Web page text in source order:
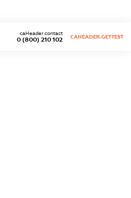
0 (800) 210 102
caHeader.contact
CAHEADER.GETTEST